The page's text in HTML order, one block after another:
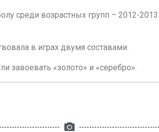
среди возрастных групп – 2012-
в играх двумя составами.
завоевать «золото» и «серебро».